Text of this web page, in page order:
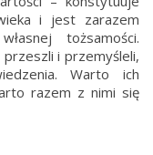
i jest zarazem
tożsamości.
i przemyśleli,
Warto ich
razem z nimi się